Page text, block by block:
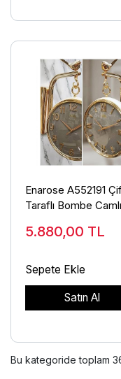
Enarose A552191
Taraflı Bombe Camlı
5.880,00 TL
Sepete Ekle
Satın Al
Bu kategoride toplam